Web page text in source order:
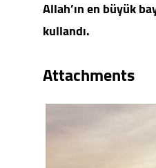
Allah’ın en büyük
kullandı.
Attachments